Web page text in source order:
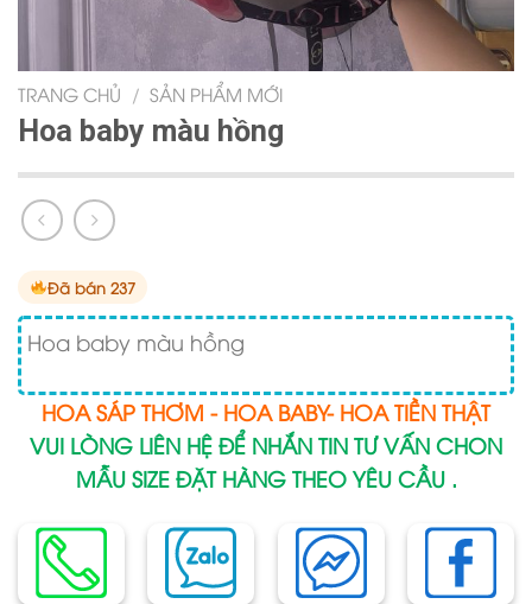
TRANG CHỦ / SẢN PHẨM MỚI
Hoa baby màu hồng
Đã bán 237
Hoa baby màu hồng
HOA SÁP THƠM - HOA BABY- HOA TIỀN THẬT
VUI LÒNG LIÊN HỆ ĐỂ NHẮN TIN TƯ VẤN CHON
MẪU SIZE ĐẶT HÀNG THEO YÊU CẦU .